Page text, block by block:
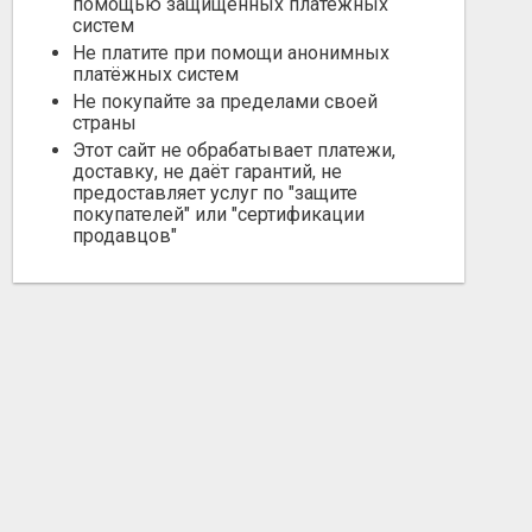
помощью защищённых платёжных
систем
Не платите при помощи анонимных
платёжных систем
Не покупайте за пределами своей
страны
Этот сайт не обрабатывает платежи,
доставку, не даёт гарантий, не
предоставляет услуг по "защите
покупателей" или "сертификации
продавцов"